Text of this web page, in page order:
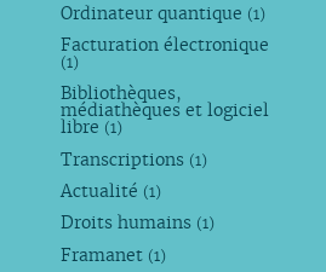
Ordinateur quantique (1)
Facturation électronique
(1)
Bibliothèques,
médiathèques et logiciel
libre (1)
Transcriptions (1)
Actualité (1)
Droits humains (1)
Framanet (1)